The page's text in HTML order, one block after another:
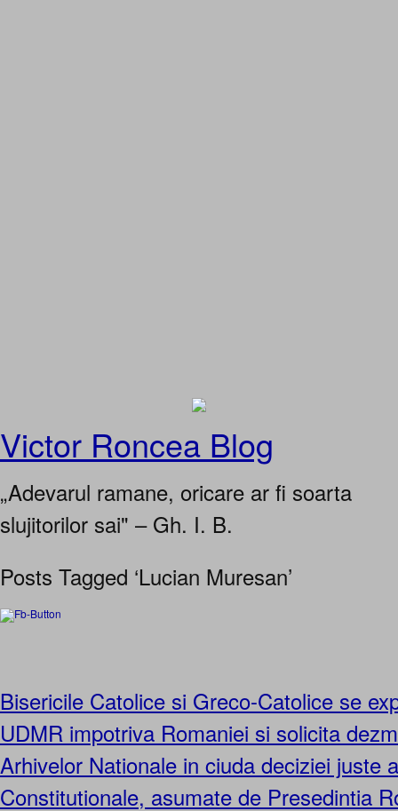
Victor Roncea Blog
„Adevarul ramane, oricare ar fi soarta
slujitorilor sai" – Gh. I. B.
Posts Tagged ‘Lucian Muresan’
Bisericile Catolice si Greco-Catolice se
UDMR impotriva Romaniei si solicita
Arhivelor Nationale in ciuda deciziei juste
Constitutionale, asumate de Presedintia